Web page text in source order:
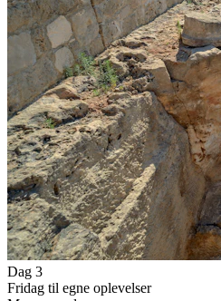
Dag 3
Fridag til egne oplevelser